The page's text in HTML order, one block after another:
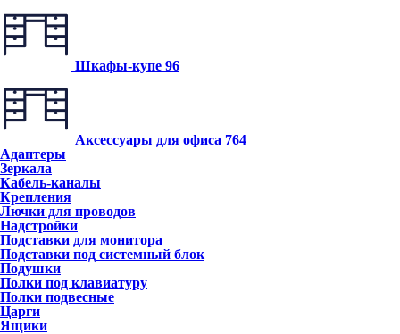
Шкафы-купе 96
Аксессуары для офиса 764
Адаптеры
Зеркала
Кабель-каналы
Крепления
Лючки для проводов
Надстройки
Подставки для монитора
Подставки под системный блок
Подушки
Полки под клавиатуру
Полки подвесные
Царги
Ящики